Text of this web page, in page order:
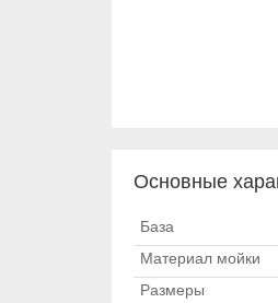
Основные
База
Материал мойки
Размеры